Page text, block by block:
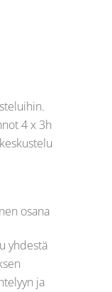
4 x 3h
osana
yhdestä
ja